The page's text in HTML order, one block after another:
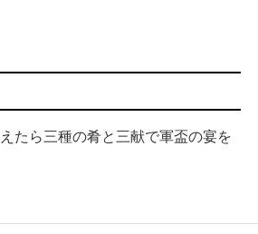
たら三種の肴と三献で軍盃の宴を